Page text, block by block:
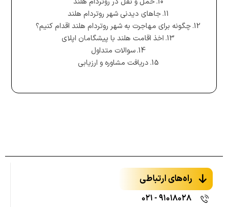
جاهای دیدنی شهر روتردام هلند
چگونه برای مهاجرت به شهر روتردام هلند اقدام کنیم؟
اخذ اقامت هلند با پیشگامان اپلای
سوالات متداول
دریافت مشاوره و ارزیابی
راه‌های ارتباطی
۹۱۰۱۸۰۲۸ - ۰۲۱